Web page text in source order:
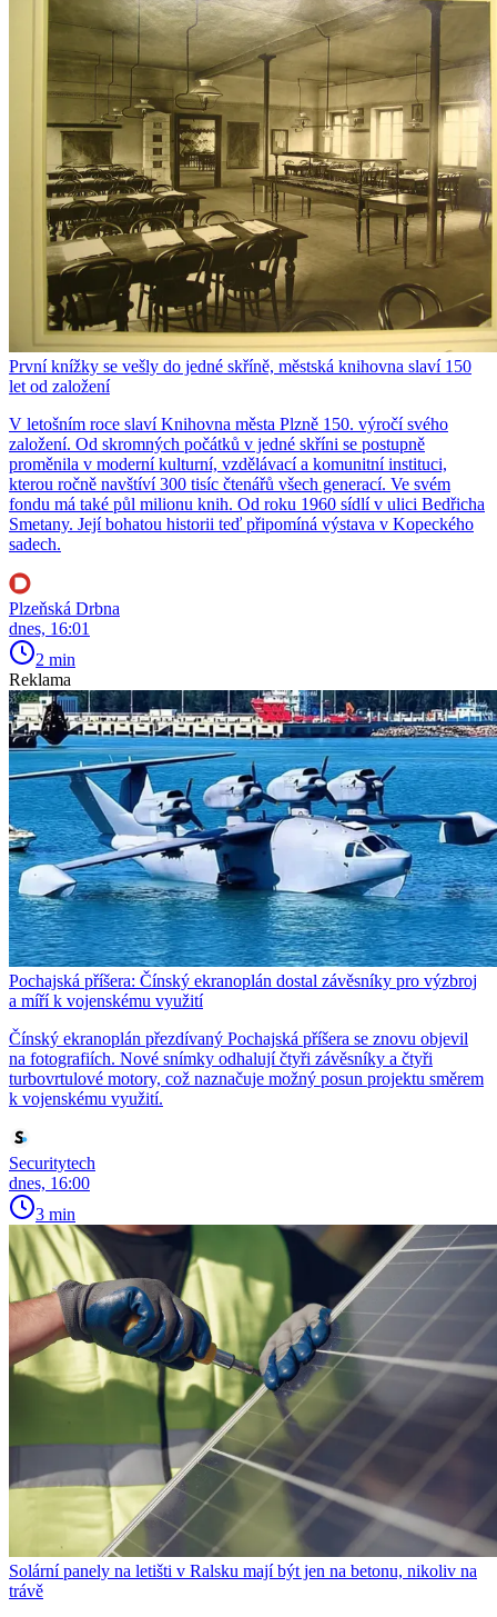
První knížky se vešly do jedné skříně, městská knihovna slaví 150
let od založení
V letošním roce slaví Knihovna města Plzně 150. výročí svého
založení. Od skromných počátků v jedné skříni se postupně
proměnila v moderní kulturní, vzdělávací a komunitní instituci,
kterou ročně navštíví 300 tisíc čtenářů všech generací. Ve svém
fondu má také půl milionu knih. Od roku 1960 sídlí v ulici Bedřicha
Smetany. Její bohatou historii teď připomíná výstava v Kopeckého
sadech.
Plzeňská Drbna
dnes, 16:01
2 min
Reklama
Pochajská příšera: Čínský ekranoplán dostal závěsníky pro výzbroj
a míří k vojenskému využití
Čínský ekranoplán přezdívaný Pochajská příšera se znovu objevil
na fotografiích. Nové snímky odhalují čtyři závěsníky a čtyři
turbovrtulové motory, což naznačuje možný posun projektu směrem
k vojenskému využití.
Securitytech
dnes, 16:00
3 min
Solární panely na letišti v Ralsku mají být jen na betonu, nikoliv na
trávě